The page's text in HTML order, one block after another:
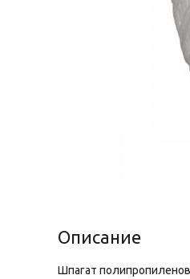
Описание
Шпагат